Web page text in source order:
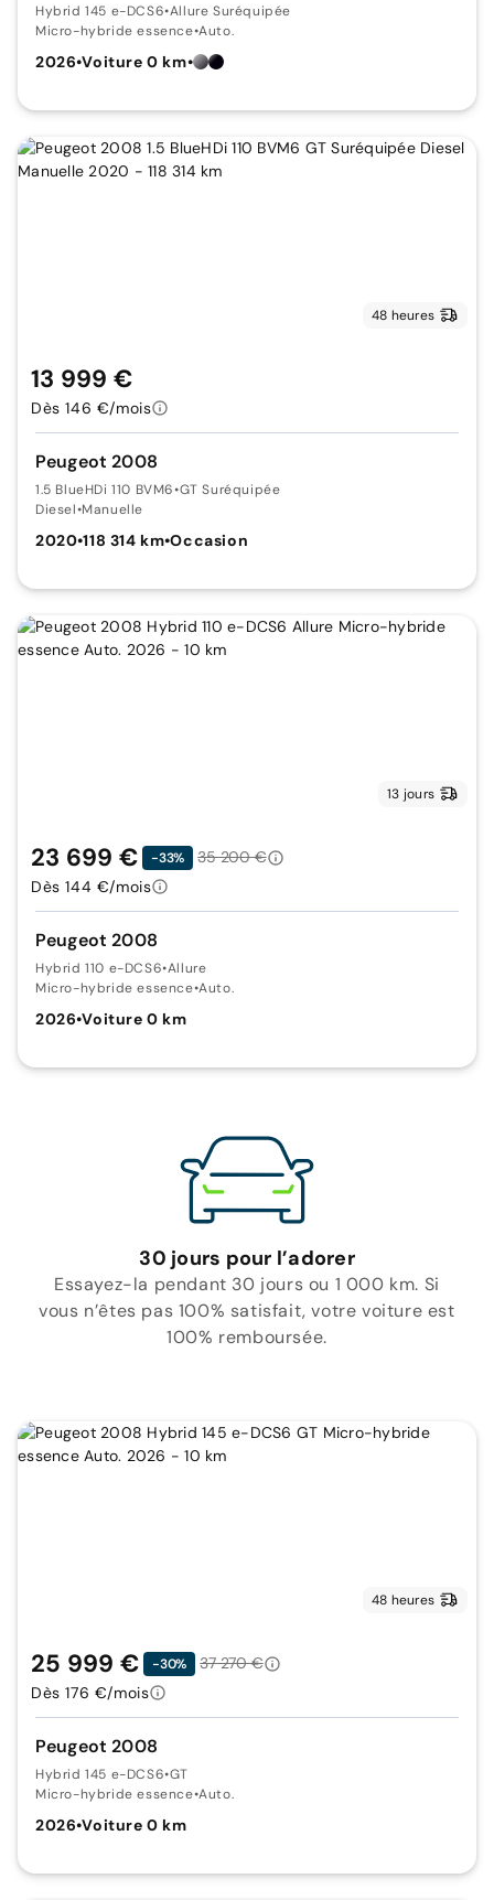
Hybrid 145 e-DCS6•Allure Suréquipée
Micro-hybride essence•Auto.
2026•Voiture 0 km•
48 heures
Peugeot 2008
1.5 BlueHDi 110 BVM6•GT Suréquipée
Diesel•Manuelle
2020•118 314 km•Occasion
13 999 €
Dès 146 €/mois
13 jours
Peugeot 2008
Hybrid 110 e-DCS6•Allure
Micro-hybride essence•Auto.
2026•Voiture 0 km
23 699 € -33%
35 200 €
Dès 144 €/mois
30 jours pour l’adorer
Essayez-la pendant 30 jours ou 1 000 km. Si
vous n’êtes pas 100% satisfait, votre voiture est
100% remboursée.
48 heures
Peugeot 2008
Hybrid 145 e-DCS6•GT
Micro-hybride essence•Auto.
2026•Voiture 0 km
25 999 € -30%
37 270 €
Dès 176 €/mois